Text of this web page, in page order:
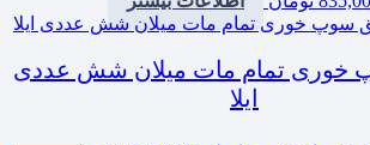
خوری تمام مات میلان شش عددی
ایلا